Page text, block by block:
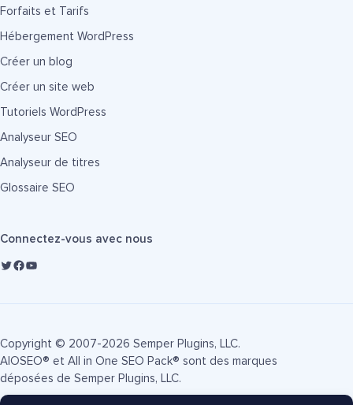
Forfaits et Tarifs
Hébergement WordPress
Créer un blog
Créer un site web
Tutoriels WordPress
Analyseur SEO
Analyseur de titres
Glossaire SEO
Connectez-vous avec nous
Copyright © 2007-2026 Semper Plugins, LLC.
AIOSEO® et All in One SEO Pack® sont des marques
déposées de Semper Plugins, LLC.